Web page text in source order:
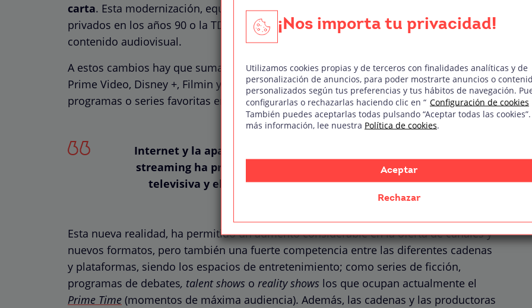
carta. Esta modernización, equiparable a la aparición de los canales de televisión
privados en los años 90 o la TDT, ha provocado un cambio radical en el consumo de
contenido audiovisual.
A estos cambios hay que sumar las nuevas plataformas enstreaming(Netflix, HBO,
Prime Video, Disney +, Filmin y un largo etc.), que nos permite disfrutar de nuestros
programas o series favoritas en cualquier momento y en cualquier lugar.
Internet y la aparición de nuevas plataformas en
streaming ha propiciado un amento en la oferta
televisiva y el entretenimiento en el hogar.
Esta nueva realidad, ha permitido un aumento considerable en la oferta de canales y
nuevos formatos, pero también una fuerte competencia entre las diferentes cadenas
y plataformas, siendo los espacios de entretenimiento; como series de ficción,
programas de debates, talent shows o reality shows los que ocupan actualmente el
Prime Time (momentos de máxima audiencia). Además, las cadenas y las productoras
¡Nos importa tu privacidad!
Utilizamos cookies propias y de terceros con finalidades analíticas y de
personalización de anuncios, para poder mostrarte anuncios o
personalizados según tus preferencias y tus hábitos de navegación.
configurarlas o rechazarlas haciendo clic en “ Configuración de cookies
También puedes aceptarlas todas pulsando “Aceptar todas las
más información, lee nuestra Política de cookies.
Aceptar
Rechazar